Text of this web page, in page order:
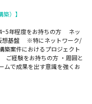
）】
年程度をお持ちの方 ネッ
想基盤 ※特にネットワーク/
築案件におけるプロジェクト
ご経験をお持ちの方 ・周囲と
ムで成果を出す意識を強くお